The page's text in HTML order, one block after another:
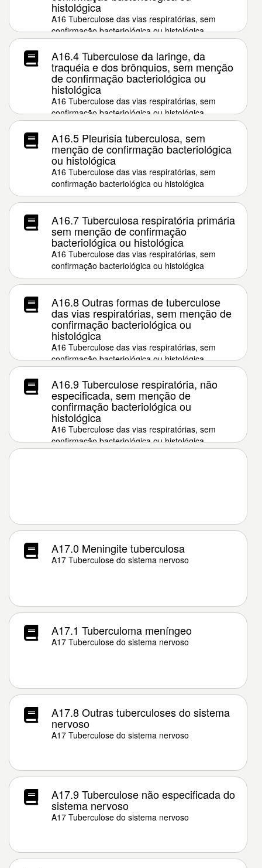
histológica
A16 Tuberculose das vias respiratórias, sem
confirmação bacteriológica ou histológica
A16.4 Tuberculose da laringe, da
traquéia e dos brônquios, sem menção
de confirmação bacteriológica ou
histológica
A16 Tuberculose das vias respiratórias, sem
confirmação bacteriológica ou histológica
A16.5 Pleurisia tuberculosa, sem
menção de confirmação bacteriológica
ou histológica
A16 Tuberculose das vias respiratórias, sem
confirmação bacteriológica ou histológica
A16.7 Tuberculosa respiratória primária
sem menção de confirmação
bacteriológica ou histológica
A16 Tuberculose das vias respiratórias, sem
confirmação bacteriológica ou histológica
A16.8 Outras formas de tuberculose
das vias respiratórias, sem menção de
confirmação bacteriológica ou
histológica
A16 Tuberculose das vias respiratórias, sem
confirmação bacteriológica ou histológica
A16.9 Tuberculose respiratória, não
especificada, sem menção de
confirmação bacteriológica ou
histológica
A16 Tuberculose das vias respiratórias, sem
confirmação bacteriológica ou histológica
A17.0 Meningite tuberculosa
A17 Tuberculose do sistema nervoso
A17.1 Tuberculoma meníngeo
A17 Tuberculose do sistema nervoso
A17.8 Outras tuberculoses do sistema
nervoso
A17 Tuberculose do sistema nervoso
A17.9 Tuberculose não especificada do
sistema nervoso
A17 Tuberculose do sistema nervoso